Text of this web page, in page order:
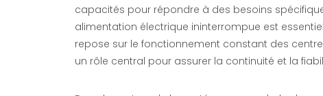
capacités pour répondre à des besoins
alimentation électrique ininterrompue est
repose sur le fonctionnement constant des
un rôle central pour assurer la continuité et la